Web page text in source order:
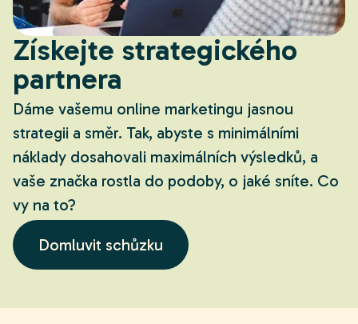
Získejte strategického
partnera
Dáme vašemu online marketingu jasnou
strategii a směr. Tak, abyste s minimálními
náklady dosahovali maximálních výsledků, a
vaše značka rostla do podoby, o jaké sníte. Co
vy na to?
Domluvit schůzku